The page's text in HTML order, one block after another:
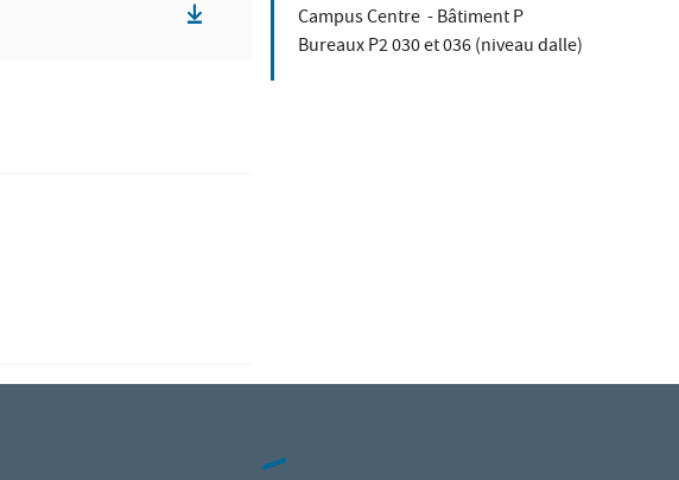
Campus Centre - Bâtiment P
Bureaux P2 030 et 036 (niveau dalle)